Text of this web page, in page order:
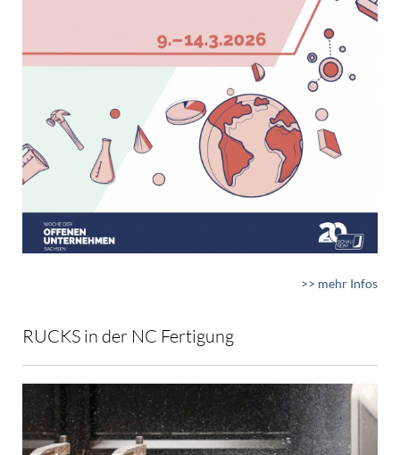
>> mehr Infos
RUCKS in der NC Fertigung